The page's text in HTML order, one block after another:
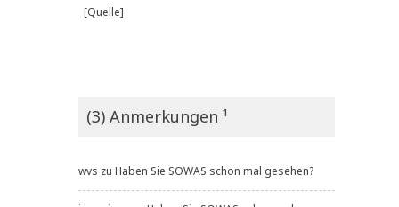
[Quelle]
(3) Anmerkungen ¹
wvs zu Haben Sie SOWAS schon mal gesehen?